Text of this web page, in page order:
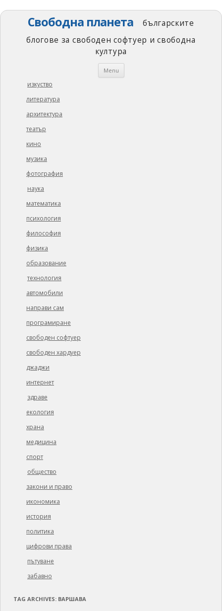
Свободна планета
българските
блогове за свободен софтуер и свободна
култура
Menu Skip
изкуство
литература
архитектура
театър
кино
музика
фотография
наука
математика
психология
философия
физика
образование
технология
автомобили
направи сам
програмиране
свободен софтуер
свободен хардуер
джаджи
интернет
здраве
екология
храна
медицина
спорт
общество
закони и право
икономика
история
политика
цифрови права
пътуване
забавно
TAG ARCHIVES: ВАРШАВА